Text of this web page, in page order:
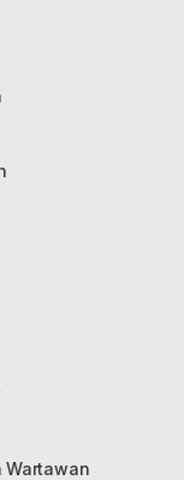
Wartawan